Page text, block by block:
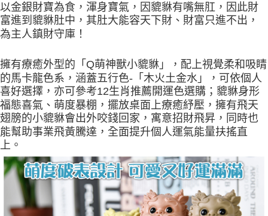
以金銀財寶為食，渾身寶氣，因貔貅有嘴無肛，因此財
富進到貔貅肚中，其肚大能容天下財、財富只進不出，
為主人鎮財守庫！
擁有療癒外型的「Q萌神獸小貔貅」，配上視覺柔和吸睛
的馬卡龍色系，涵蓋五行色-「木火土金水」，可依個人
喜好選擇，亦可參考12生肖推薦開運色選購；貔貅身形
福態喜氣、萌度暴棚，擺放桌面上療癒紓壓，擁有飛天
翅膀的小貔貅會出外咬錢回家，寓意招財飛昇，同時也
能幫助事業飛黃騰達，全面提升個人運氣能量扶搖直
上。